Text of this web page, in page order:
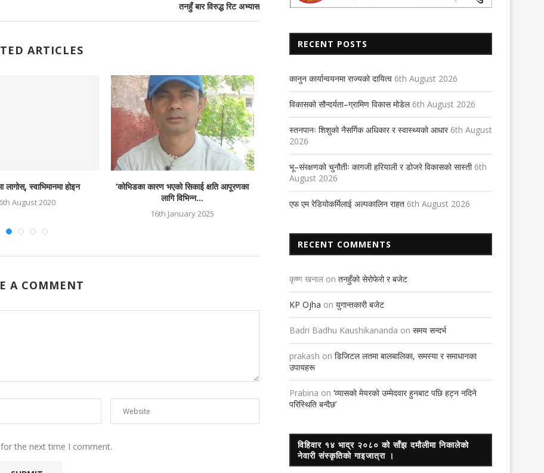
तनहुँ बार विरुद्ध रिट अभ्यास
ARTICLES
लागोस्, स्वाभिमानमा होइन
6th August 2020
‘कोभिडका कारण भएको सिकाई क्षति आपूरणका
लागि विभिन्न...
16th January 2025
समाजको तस्वीर स्वास्थ्यकर्मीको तलब
10th February 2022 10th June 2021
A COMMENT
the next time I comment.
RECENT POSTS
कानुन कार्यान्वयनमा राज्यको दायित्व 6th August 2026
विकासको सौन्दर्यता–ग्रामिण विकास मोडेल 6th August 2026
स्तनपानः शिशुको नैसर्गिक अधिकार र स्वास्थ्यको आधार 6th August
2026
भू–संरक्षणको चुनौतीः कागजी हरियाली र डोजरे विकासको सास्ती 6th
August 2026
एफ एम रेडियोकर्मिलाई अल्पकालिन राहत 6th August 2026
RECENT COMMENTS
कृष्ण खनाल on तनहुँको सेरोफेरो र बजेट
KP Ojha on युगान्तकारी बजेट
Badri Badhu Kaushikananda on समय सन्दर्भ
prakash on डिजिटल लतमा बालबालिका, समस्या र समाधानका
उपायहरू
Prabina on ‘व्यासको मेयरको उम्मेदवार हुनबाट पछि हट्न नदिने
परिस्थिति बन्दैछ’
विहिवार १४ भाद्र २०८० को साँझ दमौलीमा निकालेको
नेवारी संस्कृतिको गाइजात्रा ।